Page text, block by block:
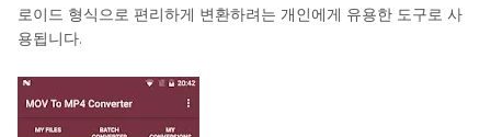
로이드 형식으로 편리하게 변환하려는 개인에게 유용한 도구로 사
용됩니다.